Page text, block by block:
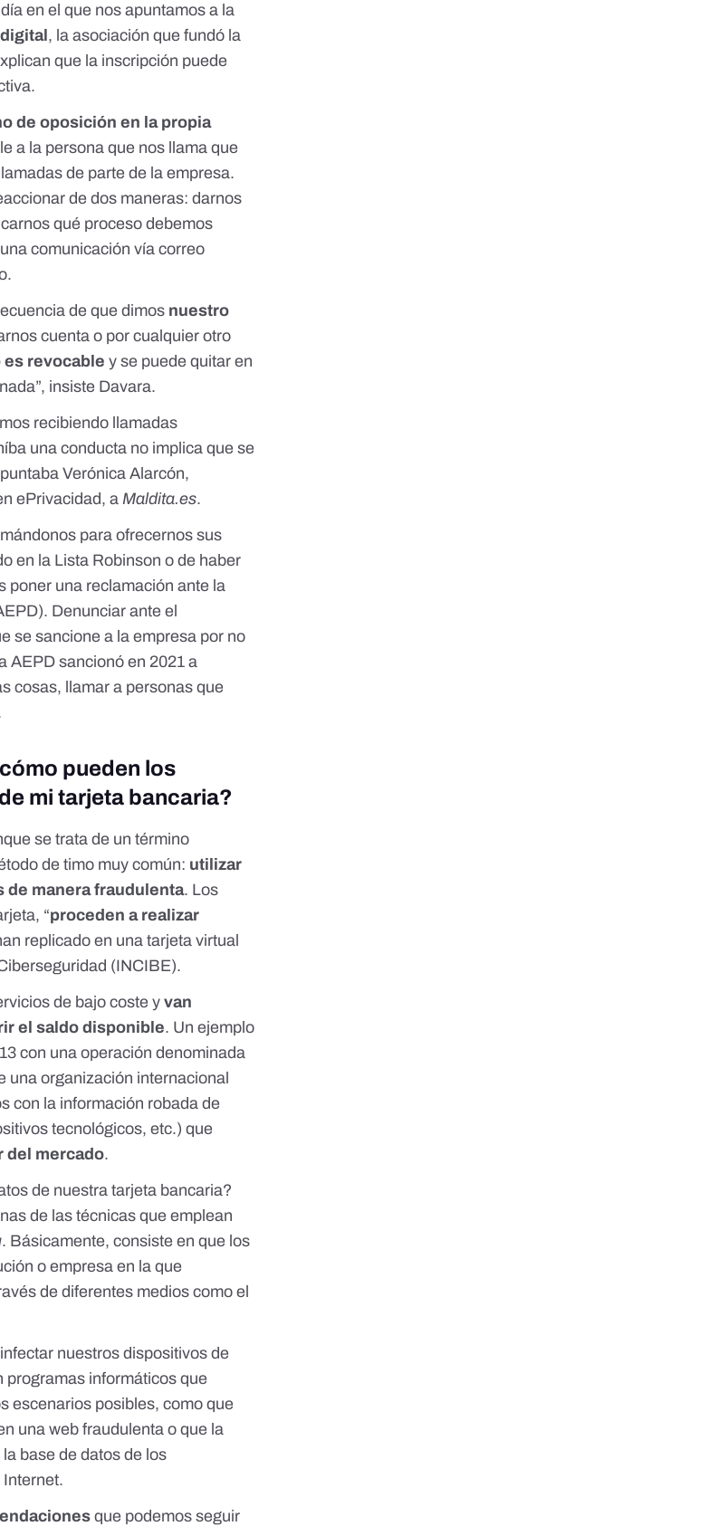
en el que nos apuntamos a la
, la asociación que fundó la
que la inscripción puede
de oposición en la propia
a la persona que nos llama que
de parte de la empresa.
de dos maneras: darnos
qué proceso debemos
comunicación vía correo
de que dimos nuestro
cuenta o por cualquier otro
revocable y se puede quitar en
insiste Davara.
recibiendo llamadas
una conducta no implica que se
Verónica Alarcón,
ePrivacidad, aMaldita.es.
para ofrecernos sus
en la Lista Robinson o de haber
poner una reclamación ante la
. Denunciar ante el
se sancione a la empresa por no
AEPD sancionó en 2021 a
cosas, llamar a personas que
pueden los
mi tarjeta bancaria?
se trata de un término
de timo muy común: utilizar
de manera fraudulenta. Los
“proceden a realizar
replicado en una tarjeta virtual
(INCIBE).
de bajo coste yvan
el saldo disponible. Un ejemplo
con una operación denominada
una organización internacional
con la información robada de
tecnológicos, etc.) que
del mercado.
de nuestra tarjeta bancaria?
de las técnicas que emplean
. Básicamente, consiste en que los
o empresa en la que
de diferentes medios como el
nuestros dispositivos de
programas informáticos que
escenarios posibles, como que
una web fraudulenta o que la
base de datos de los
que podemos seguir